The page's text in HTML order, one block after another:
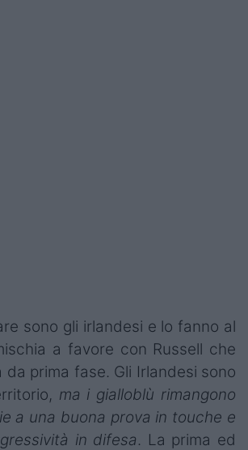
sono gli irlandesi e lo fanno al
a favore con Russell che
da prima fase. Gli Irlandesi sono
ma i gialloblù rimangono
a una buona prova in touche e
in difesa. La prima ed